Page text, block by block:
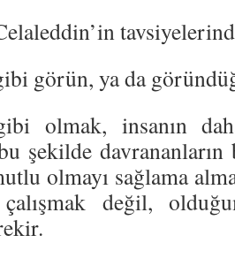
görün, ya da
olmak, insanın
şekilde
olmayı sağlama
değil,